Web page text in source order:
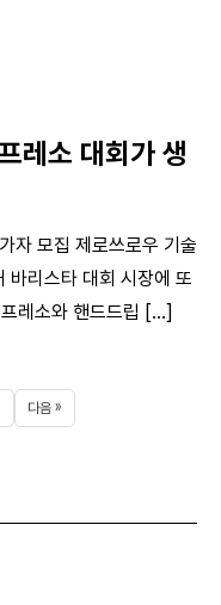
레소 대회가 생
자 모집 제로쓰로우 기술
리스타 대회 시장에 또
레소와 핸드드립 [...]
다음 »